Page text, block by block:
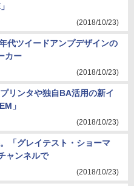
(2018/10/23)
代ツイードアンプデザインの
カー
(2018/10/23)
リンタや独自BA活用の新イ
」
(2018/10/23)
「グレイテスト・ショーマ
ャンネルで
(2018/10/23)